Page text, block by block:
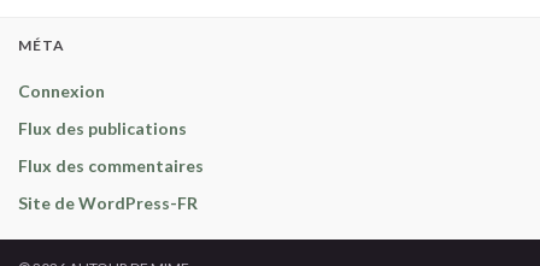
MÉTA
Connexion
Flux des publications
Flux des commentaires
Site de WordPress-FR